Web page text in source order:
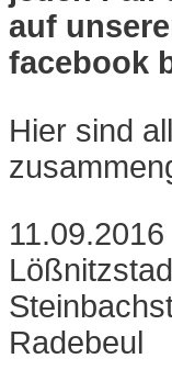
auf
facebook
Hier sind
Radebeul